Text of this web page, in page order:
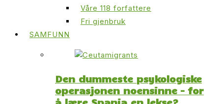
Våre 118 forfattere
Fri gjenbruk
SAMFUNN
Den dummeste psykologiske
operasjonen noensinne – for